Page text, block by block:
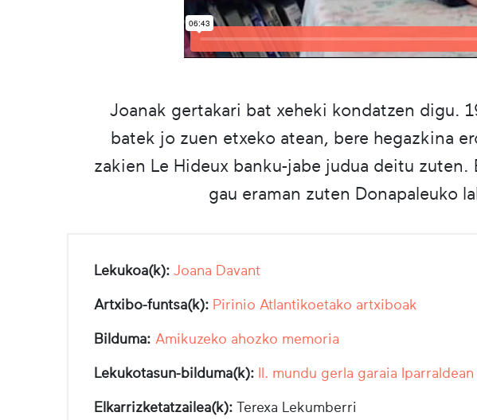
Joanak gertakari bat xeheki kondatzen digu.
batek jo zuen etxeko atean, bere hegazkina
zakien Le Hideux banku-jabe judua deitu
gau eraman zuten Donapaleuko
Lekukoa(k): Joana Davant
Artxibo-funtsa(k): Pirinio Atlantikoetako artxiboak
Bilduma: Amikuzeko ahozko memoria
Lekukotasun-bilduma(k): II. mundu gerla garaia
Elkarrizketatzailea(k): Terexa Lekumberri